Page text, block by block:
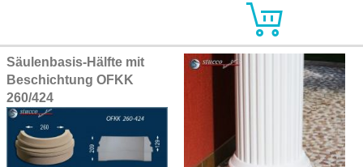
Säulenbasis-Hälfte mit
Beschichtung OFKK
260/424